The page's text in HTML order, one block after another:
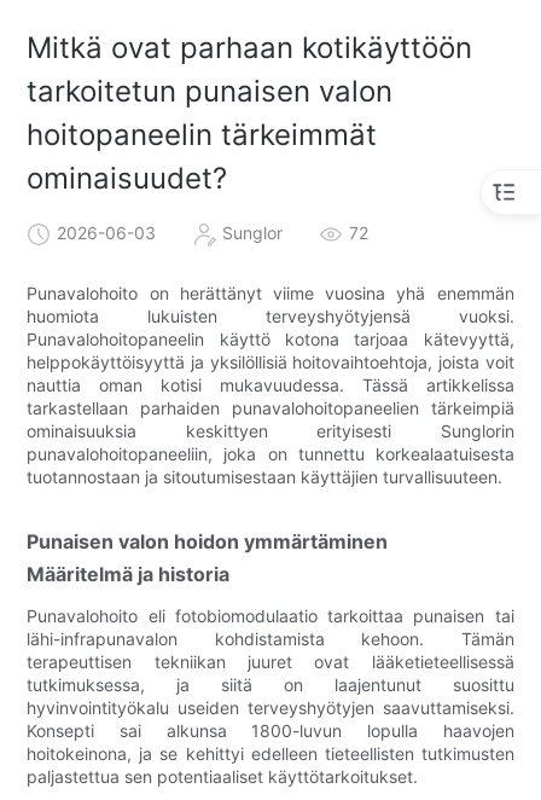
Mitkä ovat parhaan kotikäyttöön
tarkoitetun punaisen valon
hoitopaneelin tärkeimmät
ominaisuudet?
2026-06-03 Sunglor 72
Punavalohoito on herättänyt viime vuosina yhä enemmän
huomiota lukuisten terveyshyötyjensä vuoksi.
Punavalohoitopaneelin käyttö kotona tarjoaa kätevyyttä,
helppokäyttöisyyttä ja yksilöllisiä hoitovaihtoehtoja, joista voit
nauttia oman kotisi mukavuudessa. Tässä artikkelissa
tarkastellaan parhaiden punavalohoitopaneelien tärkeimpiä
ominaisuuksia keskittyen erityisesti Sunglorin
punavalohoitopaneeliin, joka on tunnettu korkealaatuisesta
tuotannostaan ​​ja sitoutumisestaan ​​käyttäjien turvallisuuteen.
Punaisen valon hoidon ymmärtäminen
Määritelmä ja historia
Punavalohoito eli fotobiomodulaatio tarkoittaa punaisen tai
lähi-infrapunavalon kohdistamista kehoon. Tämän
terapeuttisen tekniikan juuret ovat lääketieteellisessä
tutkimuksessa, ja siitä on laajentunut suosittu
hyvinvointityökalu useiden terveyshyötyjen saavuttamiseksi.
Konsepti sai alkunsa 1800-luvun lopulla haavojen
hoitokeinona, ja se kehittyi edelleen tieteellisten tutkimusten
paljastettua sen potentiaaliset käyttötarkoitukset.